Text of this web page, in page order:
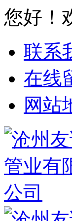
您好！
联系
在线
网站